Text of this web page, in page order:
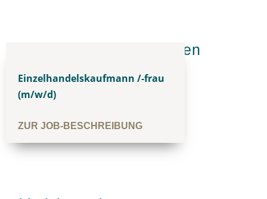
Aktuelle Ausbildungsstellen
Einzelhandelskaufmann /-frau
(m/w/d)
ZUR JOB-BESCHREIBUNG